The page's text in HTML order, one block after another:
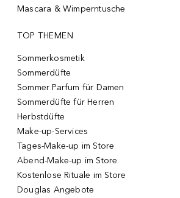
Mascara & Wimperntusche
TOP THEMEN
Sommerkosmetik
Sommerdüfte
Sommer Parfum für Damen
Sommerdüfte für Herren
Herbstdüfte
Make-up-Services
Tages-Make-up im Store
Abend-Make-up im Store
Kostenlose Rituale im Store
Douglas Angebote